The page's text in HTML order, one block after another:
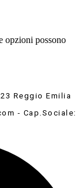
opzioni possono
Reggio Emilia
- Cap.Sociale: